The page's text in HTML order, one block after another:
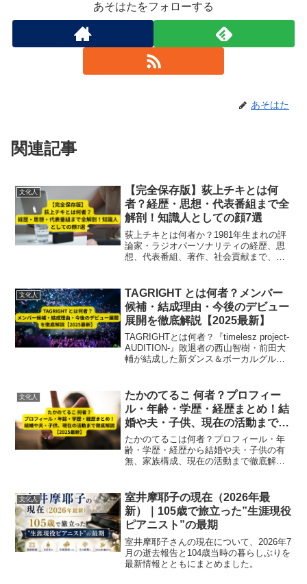
あそはたをフォローする
あそはた
関連記事
文化人
【完全保存版】荻上チキとは何
者？経歴・思想・代表番組まで全
解剖！知識人としての顔7選
荻上チキとは何者か？1981年生まれの評
論家・ラジオパーソナリティの経歴、思
想、代表番組、著作、社会貢献まで、多
文化人
TAGRIGHT とは何者？メンバー
候補・結成理由・今後のデビュー
展開を徹底解説【2025最新】
TAGRIGHTとは何者？『timelesz project‐
AUDITION‐』敗退者の西山智樹・前田大
輔が結成した新ダンス＆ボーカルグルー
生一覧、結成理由、グループ名の意味、
2026年1月のショーケース情報まで最新情
報をわかりやすく解説。
文化人
たかのてるこ 何者？プロフィー
ル・年齢・学歴・経歴まとめ！結
婚や夫・子供、現在の活動まで徹
底解説【2025最新】
たかのてるこは何者？プロフィール・年
齢・学歴・経歴から結婚や夫・子供の有
無、家族構成、現在の活動まで徹底解
文化人
室井摩耶子の現在（2026年最
新）｜105歳で旅立った”生涯現役
ピアニスト”の最期
室井摩耶子さんの現在について、2026年7
月の逝去報告と104歳当時の暮らしぶりを
最新情報とともにまとめました。